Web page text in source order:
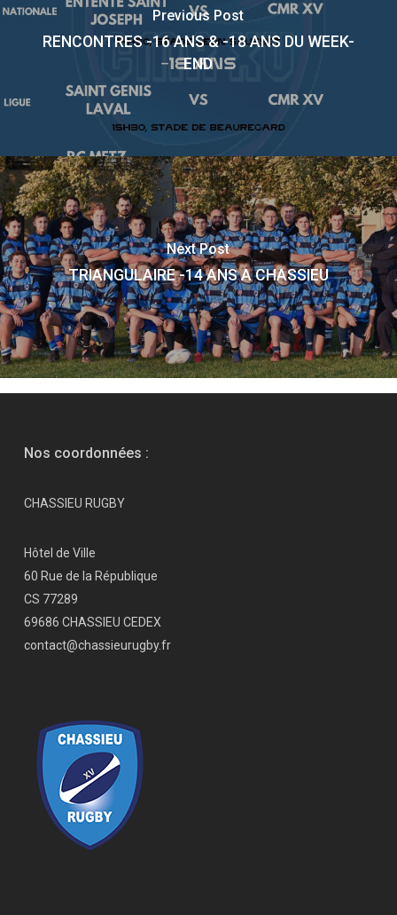
Previous Post
RENCONTRES -16 ANS & -18 ANS DU WEEK-
END
Next Post
TRIANGULAIRE -14 ANS A CHASSIEU
Nos coordonnées :
CHASSIEU RUGBY
Hôtel de Ville
60 Rue de la République
CS 77289
69686 CHASSIEU CEDEX
contact@chassieurugby.fr